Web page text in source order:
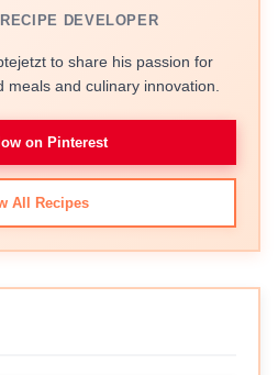
DEVELOPER
to share his passion for
and culinary innovation.
on Pinterest
All Recipes